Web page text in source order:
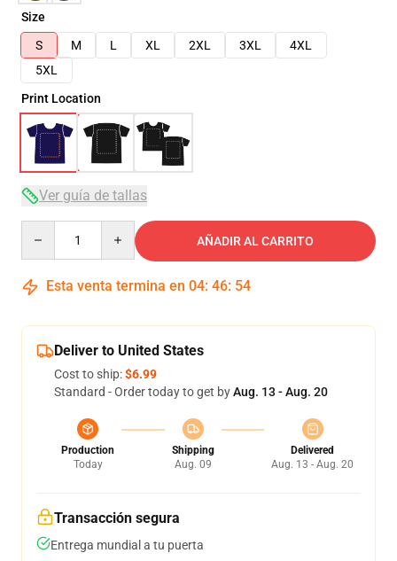
Size
S
M L XL 2XL 3XL
4XL
5XL
Print Location
Ver guía de tallas
AÑADIR AL CARRITO
Esta venta termina en 04: 46: 53
Deliver to United States
Cost to ship:$6.99
Standard - Order today to get byAug. 13 - Aug. 20
Production
Today
Shipping
Aug. 09
Delivered
Aug. 13 - Aug. 20
Transacción segura
Entrega mundial a tu puerta